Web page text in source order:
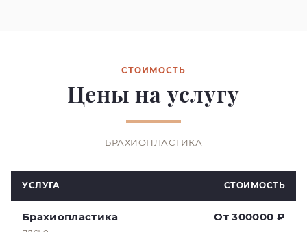
СТОИМОСТЬ
Цены на услугу
БРАХИОПЛАСТИКА
УСЛУГА СТОИМОСТЬ
Брахиопластика От 300000 ₽